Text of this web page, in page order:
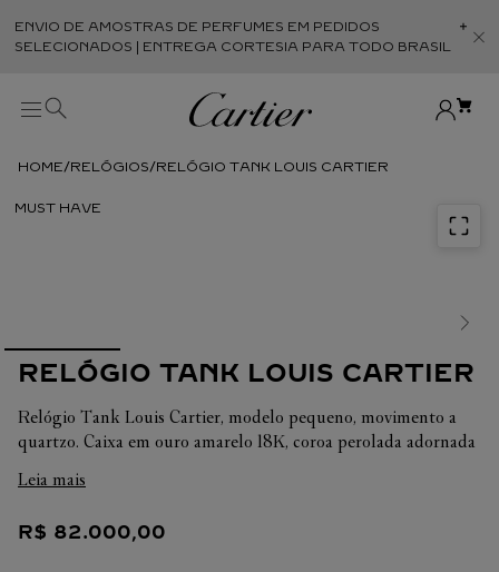
ENVIO DE AMOSTRAS DE PERFUMES EM PEDIDOS
SELECIONADOS | ENTREGA CORTESIA PARA TODO BRASIL
RELÓGIOS RELÓGIO TANK LOUIS CARTIER
RELÓGIO TANK LOUIS CARTIER
Relógio Tank Louis Cartier, modelo pequeno, movimento a
quartzo. Caixa em ouro amarelo 18K, coroa perolada adornada
ponteiros em aço forjado em forma de espada, vidro mineral,
amarelo 18K. Dimensões da caixa: 29,5 x 22 mm, espessura
Leia mais
R$ 82.000,00